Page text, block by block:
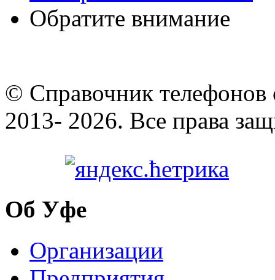
Обратите внимание
© Cправочник телефонов
2013- 2026. Все права
Об Уфе
Организации